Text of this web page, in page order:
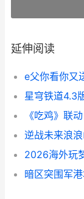
延伸阅读
e父你看你又
星穹铁道4.3